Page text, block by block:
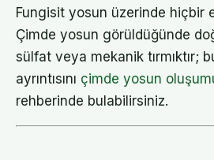
Fungisit yosun üzerinde hiçbir
Çimde yosun görüldüğünde
sülfat veya mekanik tırmıktır;
ayrıntısını çimde yosun
rehberinde bulabilirsiniz.